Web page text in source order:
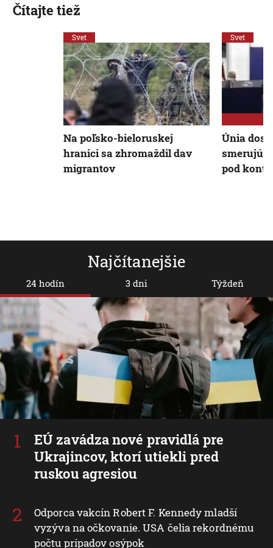
Najčítanejšie
24 hodín
EÚ zavádza nové pravidlá pre
Ukrajincov, ktorí utiekli pred
ruskou agresiou
Odporca vakcín Robert F. Kennedy mladší
vyzýva na očkovanie. USA čelia rekordnému
počtu prípadov osýpok
3 dni Týždeň
Čítajte tiež
Svet
Na poľsko-bieloruskej
hranici sa zhromaždil dav
migrantov
Svet
Únia
pod